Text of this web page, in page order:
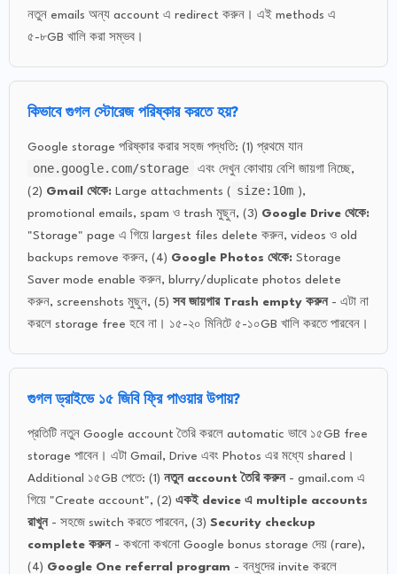
নতুন emails অন্য account এ redirect করুন। এই methods এ
৫-৮GB খালি করা সম্ভব।
কিভাবে গুগল স্টোরেজ পরিষ্কার করতে হয়?
Google storage পরিষ্কার করার সহজ পদ্ধতি: (1) প্রথমে যান
one.google.com/storage
এবং দেখুন কোথায় বেশি জায়গা নিচ্ছে,
(2) Gmail থেকে: Large attachments ( size:10m ),
promotional emails, spam ও trash মুছুন, (3) Google Drive থেকে:
"Storage" page এ গিয়ে largest files delete করুন, videos ও old
backups remove করুন, (4) Google Photos থেকে: Storage
Saver mode enable করুন, blurry/duplicate photos delete
করুন, screenshots মুছুন, (5) সব জায়গার Trash empty করুন- এটা না
করলে storage free হবে না। ১৫-২০ মিনিটে ৫-১০GB খালি করতে পারবেন।
গুগল ড্রাইভে ১৫ জিবি ফ্রি পাওয়ার উপায়?
প্রতিটি নতুন Google account তৈরি করলে automatic ভাবে ১৫GB free
storage পাবেন। এটা Gmail, Drive এবং Photos এর মধ্যে shared।
Additional ১৫GB পেতে: (1) নতুন account তৈরি করুন- gmail.com এ
গিয়ে "Create account", (2) একই device এ multiple accounts
রাখুন- সহজে switch করতে পারবেন, (3) Security checkup
complete করুন- কখনো কখনো Google bonus storage দেয় (rare),
(4) Google One referral program - বন্ধুদের invite করলে